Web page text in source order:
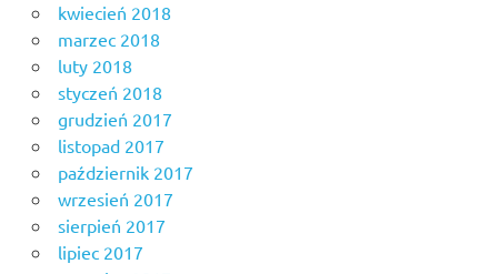
kwiecień 2018
marzec 2018
luty 2018
styczeń 2018
grudzień 2017
listopad 2017
październik 2017
wrzesień 2017
sierpień 2017
lipiec 2017